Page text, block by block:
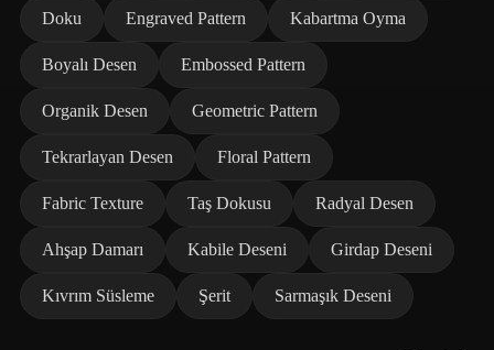
Doku Engraved Pattern Kabartma Oyma
Boyalı Desen Embossed Pattern
Organik Desen Geometric Pattern
Tekrarlayan Desen Floral Pattern
Fabric Texture Taş Dokusu Radyal Desen
Ahşap Damarı Kabile Deseni Girdap Deseni
Kıvrım Süsleme Şerit Sarmaşık Deseni